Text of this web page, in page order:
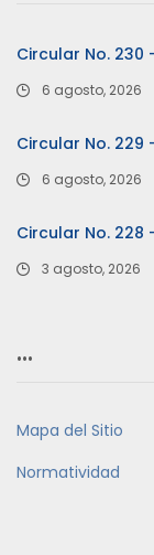
Circular No. 230
6 agosto, 2026
Circular No. 229
6 agosto, 2026
Circular No. 228
3 agosto, 2026
…
Mapa del Sitio
Normatividad